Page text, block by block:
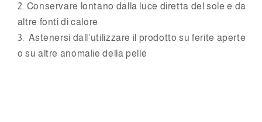
2. Conservare lontano dalla luce diretta del sole e da
altre fonti di calore
3. Astenersi dall’utilizzare il prodotto su ferite aperte
o su altre anomalie della pelle